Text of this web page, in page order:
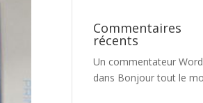
Commentaires
récents
Un commentateur
dans Bonjour tout le